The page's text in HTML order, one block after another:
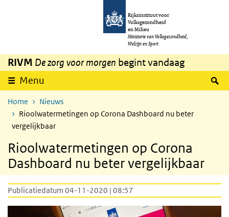
Overslaan en naar de inhoud gaan
Rijksinstituut voor
Volksgezondheid
en Milieu
Ministerie van Volksgezondheid,
Welzijn en Sport
RIVM De zorg voor morgen begint vandaag
Menu
Home
Nieuws
Rioolwatermetingen op Corona Dashboard nu beter
vergelijkbaar
Rioolwatermetingen op Corona
Dashboard nu beter vergelijkbaar
Publicatiedatum 04-11-2020 | 08:57